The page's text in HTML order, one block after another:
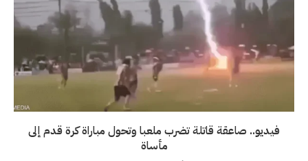
فيديو.. صاعقة قاتلة تضرب ملعبا وتحول مباراة كرة قدم إلى
مأساة